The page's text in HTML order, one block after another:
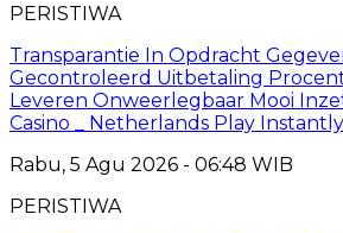
PERISTIWA
Transparantie In Opdracht
Gecontroleerd Uitbetaling
Leveren Onweerlegbaar Mooi
Casino _ Netherlands Play Instantly
Rabu, 5 Agu 2026 - 06:48 WIB
PERISTIWA